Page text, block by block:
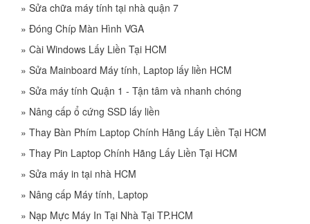
» Sửa chữa máy tính tại nhà quận 7
» Đóng Chíp Màn Hình VGA
» Cài Windows Lấy Liền Tại HCM
» Sửa Mainboard Máy tính, Laptop lấy liền HCM
» Sửa máy tính Quận 1 - Tận tâm và nhanh chóng
» Nâng cấp ổ cứng SSD lấy liền
» Thay Bàn Phím Laptop Chính Hãng Lấy Liền Tại HCM
» Thay Pin Laptop Chính Hãng Lấy Liền Tại HCM
» Sửa máy in tại nhà HCM
» Nâng cấp Máy tính, Laptop
» Nạp Mực Máy In Tại Nhà Tại TP.HCM